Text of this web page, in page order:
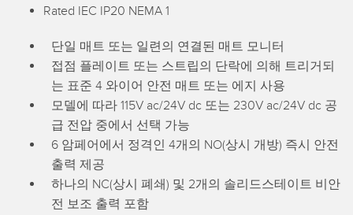
ACCESSORIES
액세서리
컨버터
코드셋
Rated IEC IP20 NEMA 1
단일 매트 또는 일련의 연결된 매트 모니터
접점 플레이트 또는 스트립의 단락에 의해 트리거되
는 표준 4 와이어 안전 매트 또는 에지 사용
모델에 따라 115V ac/24V dc 또는 230V ac/24V dc 공
급 전압 중에서 선택 가능
6 암페어에서 정격인 4개의 NO(상시 개방) 즉시 안전
출력 제공
하나의 NC(상시 폐쇄) 및 2개의 솔리드스테이트 비안
전 보조 출력 포함